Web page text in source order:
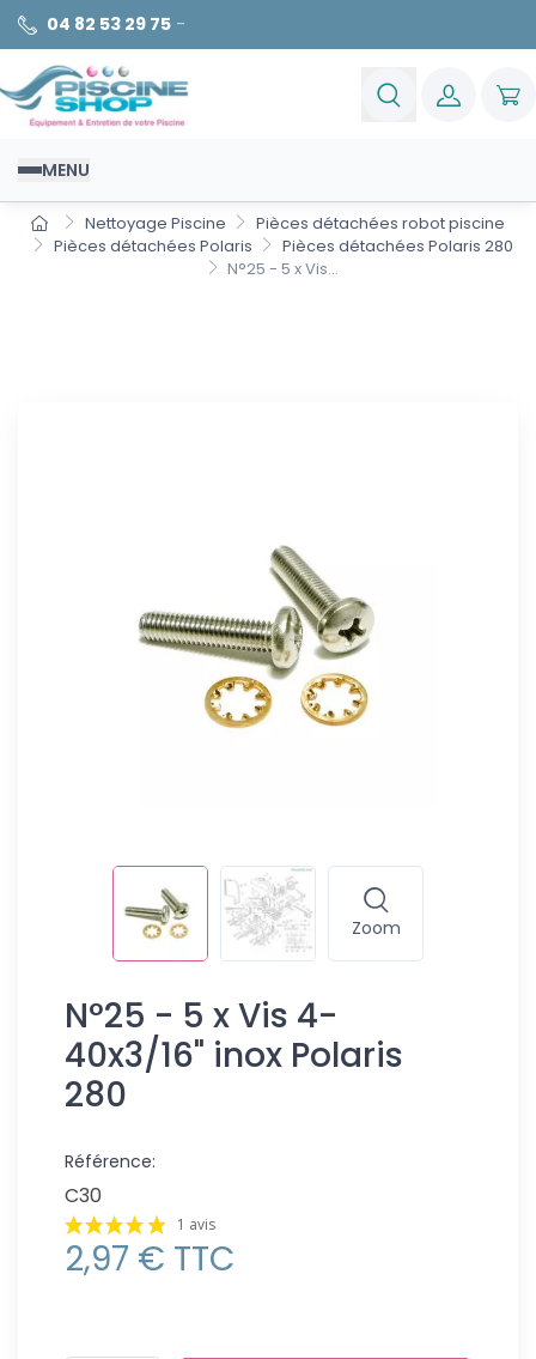
04 82 53 29 75 -
MENU
Nettoyage Piscine
Pièces détachées robot piscine
Pièces détachées Polaris
Pièces détachées Polaris 280
N°25 - 5 x Vis...
Zoom
N°25 - 5 x Vis 4-
40x3/16" inox Polaris
280
Référence:
C30
1 avis
2,97 € TTC